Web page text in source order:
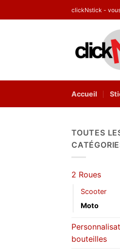
au
clickNstick -
Accueil
TOUTES
2 Roues
Scooter
Moto
bouteilles